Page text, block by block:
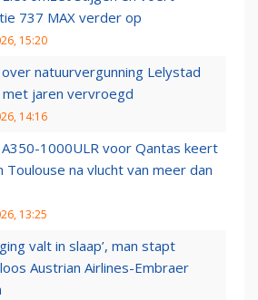
737 MAX verder op
15:20
natuurvergunning Lelystad
jaren vervroegd
14:16
1000ULR voor Qantas keert
Toulouse na vlucht van meer dan
13:25
valt in slaap’, man stapt
Austrian Airlines-Embraer